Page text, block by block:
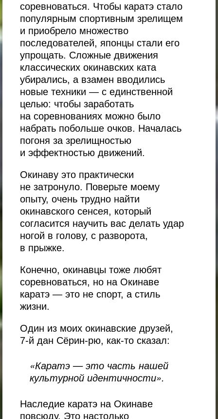
соревноваться. Чтобы каратэ стало
популярным спортивным зрелищем
и приобрело множество
последователей, японцы стали его
упрощать. Сложные движения
классических окинавских ката
убирались, а взамен вводились
новые техники — с единственной
целью: чтобы заработать
на соревнованиях можно было
набрать побольше очков. Началась
погоня за зрелищностью
и эффектностью движений.
Окинаву это практически
не затронуло. Поверьте моему
опыту, очень трудно найти
окинавского сенсея, который
согласится научить вас делать удар
ногой в голову, с разворота,
в прыжке.
Конечно, окинавцы тоже любят
соревноваться, но на Окинаве
каратэ — это не спорт, а стиль
жизни.
Один из моих окинавские друзей,
7-й дан Сёрин-рю, как-то сказал:
«Каратэ — это часть нашей
культурной идентичности».
Наследие каратэ на Окинаве
повсюду. Это настолько